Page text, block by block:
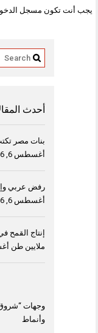
يجب أنت تكون مسجل
أحدث
بنات مصر
أغسطس 6, 2026
رفض عربي
أغسطس 6, 2026
ملايين طن
وجهات
وأنماط